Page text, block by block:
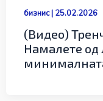
бизнис| 25.02.2026
(Видео)
Намалете од